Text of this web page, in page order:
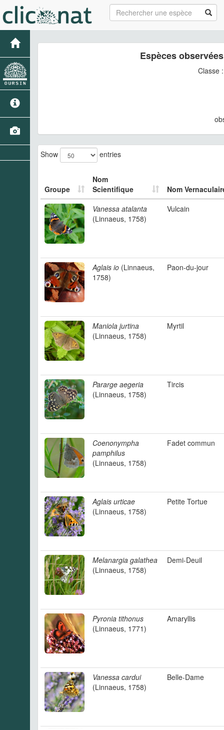
Espèces
Classe
Show entries
Groupe
Nom
Scientifique
Nom
Vanessa atalanta
(Linnaeus, 1758)
Vulcain
Aglais io (Linnaeus,
1758)
Paon-du-jour
Maniola jurtina
(Linnaeus, 1758)
Myrtil
Pararge aegeria
(Linnaeus, 1758)
Tircis
Coenonympha
pamphilus
(Linnaeus, 1758)
Fadet commun
Aglais urticae
(Linnaeus, 1758)
Petite Tortue
Melanargia galathea
(Linnaeus, 1758)
Demi-Deuil
Pyronia tithonus
(Linnaeus, 1771)
Amaryllis
Vanessa cardui
(Linnaeus, 1758)
Belle-Dame